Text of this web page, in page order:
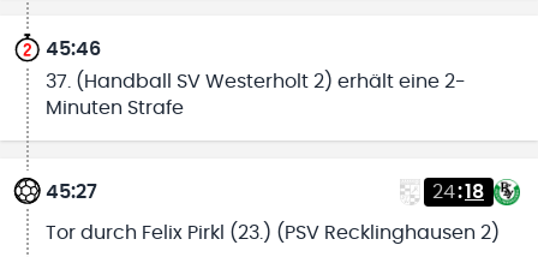
45:46
37. (Handball SV Westerholt 2) erhält eine 2-
Minuten Strafe
45:27 24:18
Tor durch Felix Pirkl (23.) (PSV Recklinghausen 2)